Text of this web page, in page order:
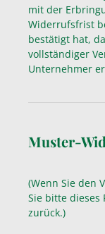
mit der
Widerrufsfrist
bestätigt hat,
vollständiger
Unternehmer
Muster-
(Wenn Sie den
Sie bitte dieses
zurück.)